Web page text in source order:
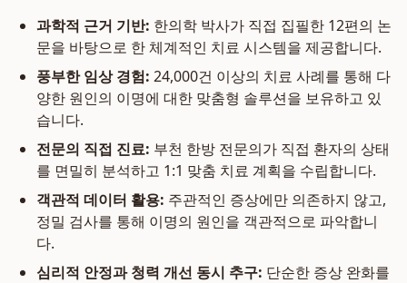
과학적 근거 기반: 한의학 박사가 직접 집필한 12편의 논
문을 바탕으로 한 체계적인 치료 시스템을 제공합니다.
풍부한 임상 경험: 24,000건 이상의 치료 사례를 통해 다
양한 원인의 이명에 대한 맞춤형 솔루션을 보유하고 있
습니다.
전문의 직접 진료: 부천 한방 전문의가 직접 환자의 상태
를 면밀히 분석하고 1:1 맞춤 치료 계획을 수립합니다.
객관적 데이터 활용: 주관적인 증상에만 의존하지 않고,
정밀 검사를 통해 이명의 원인을 객관적으로 파악합니
다.
심리적 안정과 청력 개선 동시 추구: 단순한 증상 완화를